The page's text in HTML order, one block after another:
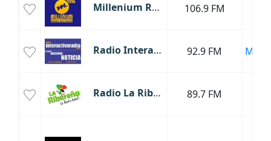
Millenium Radio 106.9 FM
Radio Interactiva 92.9 FM
Radio La Ribereña 89.7 FM